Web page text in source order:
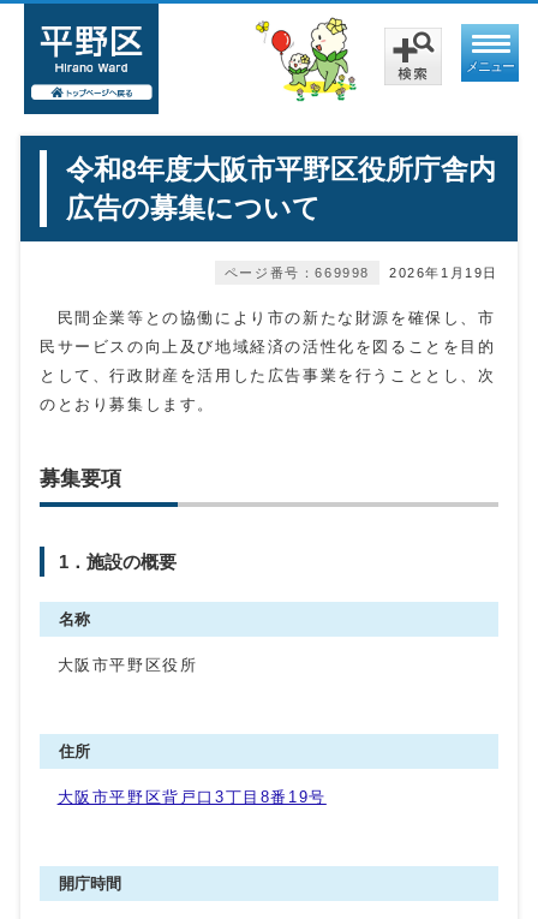
メニュー
令和8年度大阪市平野区役所庁舎内
広告の募集について
2026年1月19日
ページ番号：669998
民間企業等との協働により市の新たな財源を確保し、市
民サービスの向上及び地域経済の活性化を図ることを目的
として、行政財産を活用した広告事業を行うこととし、次
のとおり募集します。
募集要項
1．施設の概要
名称
大阪市平野区役所
住所
大阪市平野区背戸口3丁目8番19号
開庁時間